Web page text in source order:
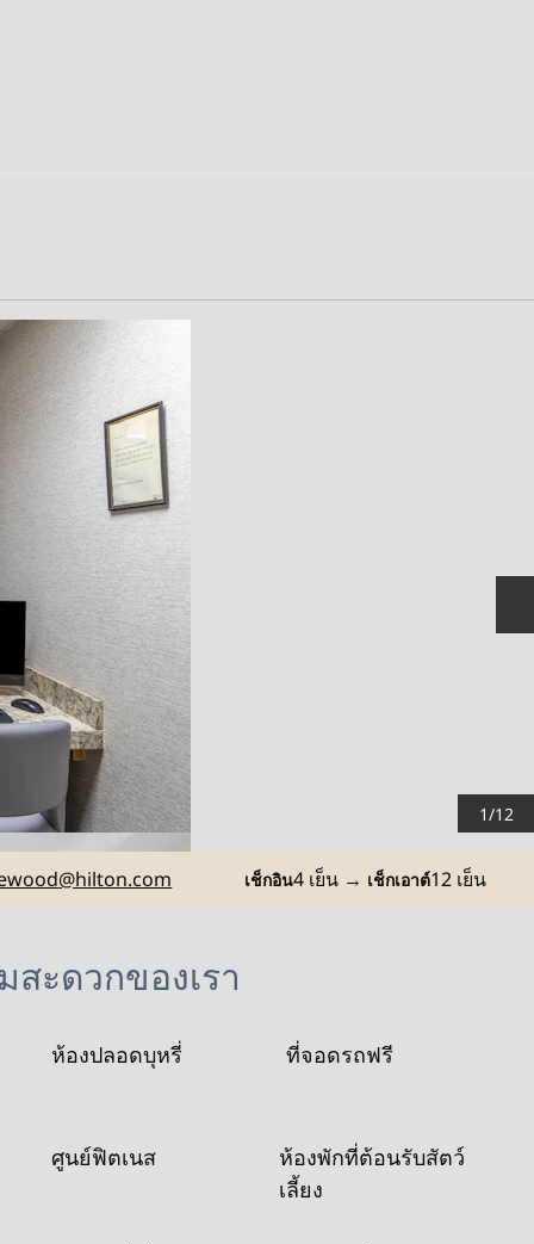
1/12
@hilton.com เช็กอิน4 เย็น → เช็กเอาต์12 เย็น
ะดวกของเรา
ห้องปลอดบุหรี่ ที่จอดรถฟรี
ศูนย์ฟิตเนส
ห้องพักที่ต้อนรับสัตว์
เลี้ยง